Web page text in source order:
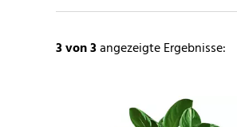
3von 3angezeigte Ergebnisse: